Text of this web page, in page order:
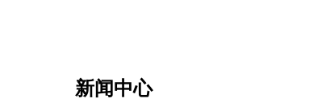
新闻中心